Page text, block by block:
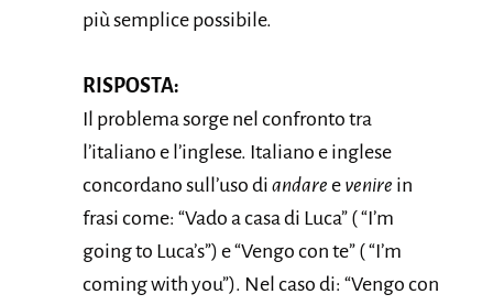
più semplice possibile.
RISPOSTA:
Il problema sorge nel confronto tra
l’italiano e l’inglese. Italiano e inglese
concordano sull’uso di andare e venire in
frasi come: “Vado a casa di Luca” ( “I’m
going to Luca’s”) e “Vengo con te” ( “I’m
coming with you”). Nel caso di: “Vengo con